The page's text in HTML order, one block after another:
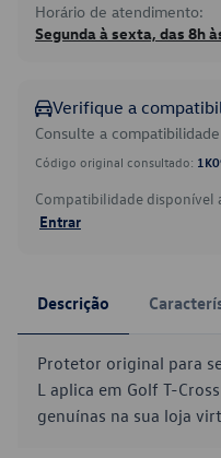
Horário de atendimento:
Segunda à sexta, das 8h
Verifique a
Consulte a
Código original consultado:
Compatibilidade disponível
Entrar
Descrição
Protetor original para
L aplica em Golf T-
genuínas na sua loja